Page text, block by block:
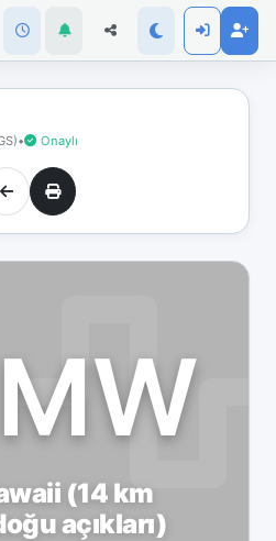
• Onaylı
(14 km
açıkları)